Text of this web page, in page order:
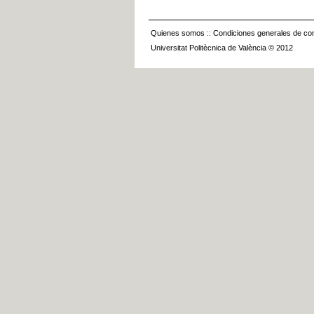
Quienes somos :: Condiciones generales de
Universitat Politècnica de València © 2012